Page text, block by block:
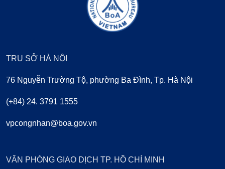
TRỤ SỞ HÀ NỘI
76 Nguyễn Trường Tộ, phường Ba Đình, Tp. Hà Nội
(+84) 24. 3791 1555
vpcongnhan@boa.gov.vn
VĂN PHÒNG GIAO DỊCH TP. HỒ CHÍ MINH